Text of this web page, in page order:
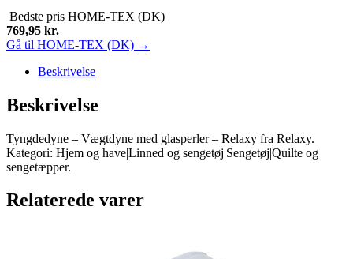
Bedste pris HOME-TEX (DK)
769,95 kr.
Gå til HOME-TEX (DK) →
Beskrivelse
Beskrivelse
Tyngdedyne – Vægtdyne med glasperler – Relaxy fra Relaxy.
Kategori: Hjem og have|Linned og sengetøj|Sengetøj|Quilte og
sengetæpper.
Relaterede varer